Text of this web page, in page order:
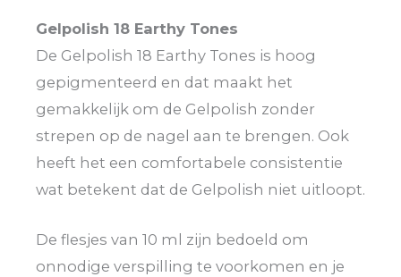
Gelpolish 18 Earthy Tones
De Gelpolish 18 Earthy Tones is hoog
gepigmenteerd en dat maakt het
gemakkelijk om de Gelpolish zonder
strepen op de nagel aan te brengen. Ook
heeft het een comfortabele consistentie
wat betekent dat de Gelpolish niet uitloopt.
De flesjes van 10 ml zijn bedoeld om
onnodige verspilling te voorkomen en je